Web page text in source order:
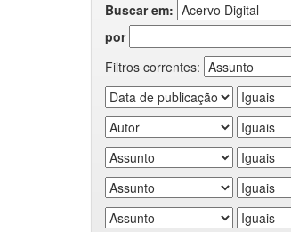
Buscar em:
por
Filtros correntes: